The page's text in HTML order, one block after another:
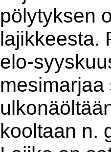
pölytyksen
lajikkeesta.
elo-
kooltaan n.